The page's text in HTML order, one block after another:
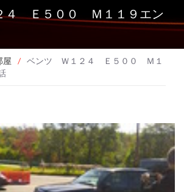
４ Ｅ５００ Ｍ１１９エン
屋 / ベンツ Ｗ１２４ Ｅ５００ Ｍ１